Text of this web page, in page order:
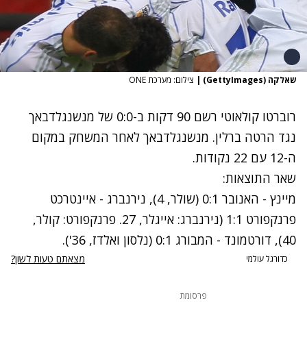
שאלקה (GettyImages) | צילום: מערכת ONE
רוברטו קולאוטי רשם 90 דקות ב-0:0 של מנשנגלדבאך
נגד הרטה ברלין. מנשנגלדבאך לאחר המשחק במקום
ה-12 עם 22 נקודות.
שאר התוצאות:
מיינץ - האנובר 0:1 (שולר, 4), נירנברג - איינטרכט
פרנקפורט 1:1 (נירנברג: אייגלר, 27. פרנקפורט: קולר,
40), דורטמונד - המבורג 0:1 (נלסון ואלדז, 36').
כדורגל עולמי מצאתם טעות לשון?
פרסומת